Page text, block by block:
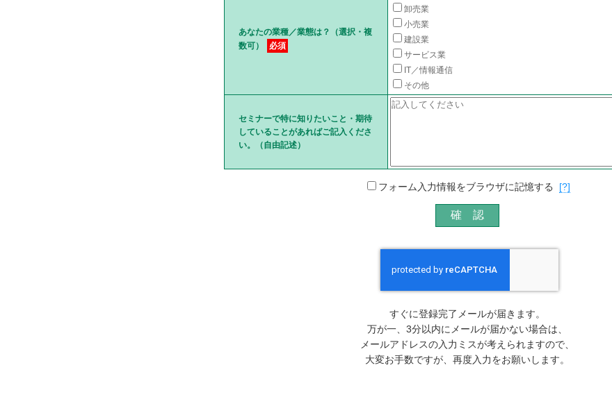
あなたの業種／業態は？（選択・複
数可）
必須
卸売業
小売業
建設業
サービス業
IT／情報通信
その他
セミナーで特に知りたいこと・期待
していることがあればご記入くださ
い。（自由記述）
フォーム入力情報をブラウザに記憶する [?]
すぐに登録完了メールが届きます。
万が一、3分以内にメールが届かない場合は、
メールアドレスの入力ミスが考えられますので、
大変お手数ですが、再度入力をお願いします。